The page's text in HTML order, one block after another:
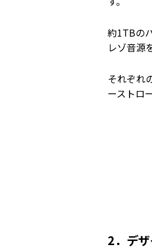
約1TBの
レゾ音源
それぞれ
ーストロ
2．デ